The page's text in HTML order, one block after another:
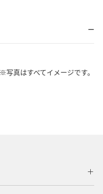
※写真はすべてイメージです。